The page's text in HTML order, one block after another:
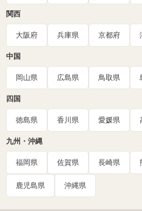
関西
大阪府 兵庫県 京都府
中国
岡山県 広島県 鳥取県
四国
徳島県 香川県 愛媛県
九州・沖縄
福岡県 佐賀県 長崎県
鹿児島県 沖縄県